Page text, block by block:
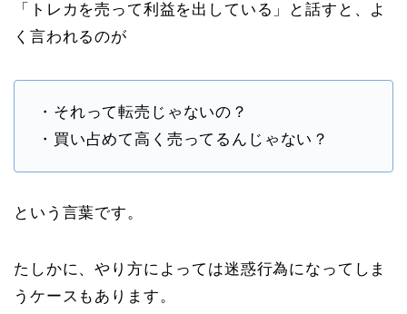
「トレカを売って利益を出している」と話すと、よ
く言われるのが
・それって転売じゃないの？
・買い占めて高く売ってるんじゃない？
という言葉です。
たしかに、やり方によっては迷惑行為になってしま
うケースもあります。